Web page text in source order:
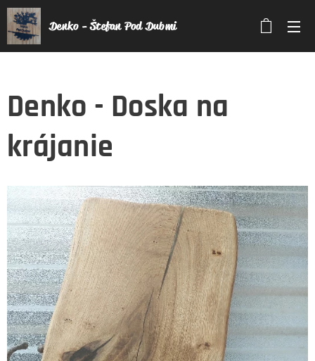
Denko - Štefan Pod Dubmi
Denko - Doska na
krájanie